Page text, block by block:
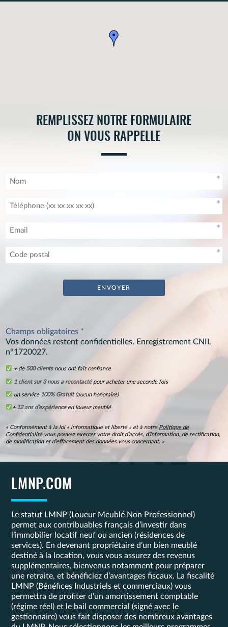
REMPLISSEZ NOTRE FORMULAIRE
ON VOUS RAPPELLE
Champs obligatoires *
Vos données restent confidentielles. Enregistrement CNIL
n°1720027.
+ de 500 clientsnous ont fait confiance
1 client sur 3 nous a recontactépour acheter une seconde fois
un service 100% Gratuit(aucun honoraire)
+12 ans d’expérienceen loueur meublé
« Conformément à la loi « informatique et liberté » et à notre Politique de
Confidentialitévous pouvez exercer votre droit d’accès, d’information, de rectification,
de modification et d’effacement des données vous concernant. »
LMNP.COM
Le statut LMNP (Loueur Meublé Non Professionnel)
permet aux contribuables français d’investir dans
l’immobilier locatif neuf ou ancien (résidences de
services). En devenant propriétaire d’un bien meublé
destiné à la location, vous vous assurez des revenus
supplémentaires, bienvenus notamment pour préparer
une retraite, et bénéficiez d’avantages fiscaux. La fiscalité
LMNP (Bénéfices Industriels et commerciaux) vous
permettra de profiter d’un amortissement comptable
(régime réel) et le bail commercial (signé avec le
gestionnaire) vous fait disposer des nombreux avantages